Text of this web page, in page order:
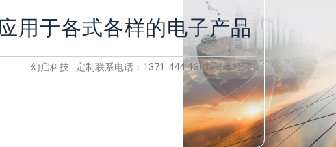
用于各式各样的电子产品
幻启科技 定制联系电话：1371 444 1361 （李经理）